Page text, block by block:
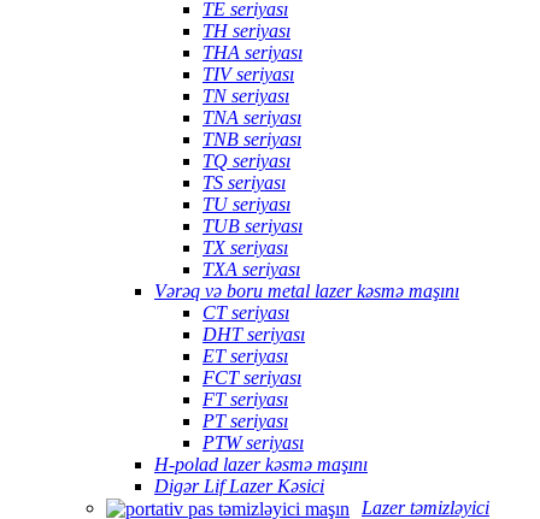
TE seriyası
TH seriyası
THA seriyası
TIV seriyası
TN seriyası
TNA seriyası
TNB seriyası
TQ seriyası
TS seriyası
TU seriyası
TUB seriyası
TX seriyası
TXA seriyası
Vərəq və boru metal lazer kəsmə maşını
CT seriyası
DHT seriyası
ET seriyası
FCT seriyası
FT seriyası
PT seriyası
PTW seriyası
H-polad lazer kəsmə maşını
Digər Lif Lazer Kəsici
Lazer təmizləyici